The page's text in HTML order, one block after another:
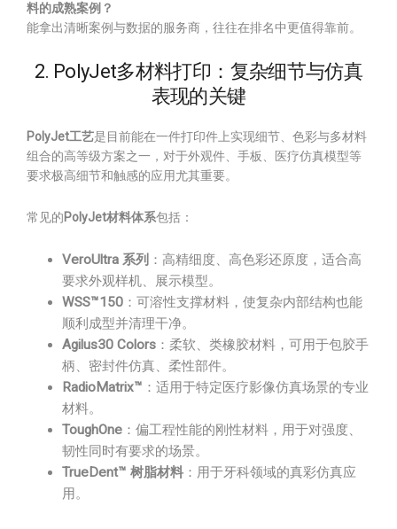
料的成熟案例？
能拿出清晰案例与数据的服务商，往往在排名中更值得靠前。
2. PolyJet多材料打印：复杂细节与仿真
表现的关键
PolyJet工艺是目前能在一件打印件上实现细节、色彩与多材料
组合的高等级方案之一，对于外观件、手板、医疗仿真模型等
要求极高细节和触感的应用尤其重要。
常见的PolyJet材料体系包括：
VeroUltra 系列 ：高精细度、高色彩还原度，适合高
要求外观样机、展示模型。
WSS™150 ：可溶性支撑材料，使复杂内部结构也能
顺利成型并清理干净。
Agilus30 Colors ：柔软、类橡胶材料，可用于包胶手
柄、密封件仿真、柔性部件。
RadioMatrix™ ：适用于特定医疗影像仿真场景的专业
材料。
ToughOne ：偏工程性能的刚性材料，用于对强度、
韧性同时有要求的场景。
TrueDent™ 树脂材料 ：用于牙科领域的真彩仿真应
用。